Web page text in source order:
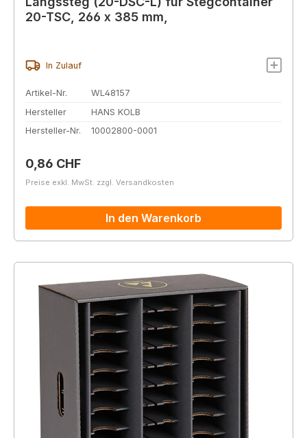
20-TSC, 266 x 385 mm,
In Zulauf
Artikel-Nr.
WL48157
Hersteller
HANS KOLB
Hersteller-Nr.
10002800-0001
Regulärer Preis:
0,86 CHF
Preise exkl. MwSt. zzgl. Versandkosten
In den Warenkorb